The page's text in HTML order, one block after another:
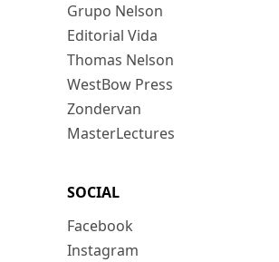
Grupo Nelson
Editorial Vida
Thomas Nelson
WestBow Press
Zondervan
MasterLectures
SOCIAL
Facebook
Instagram